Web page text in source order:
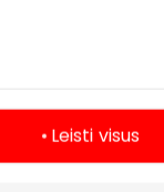
Leisti visus
Prenumeruoti
Daugiau